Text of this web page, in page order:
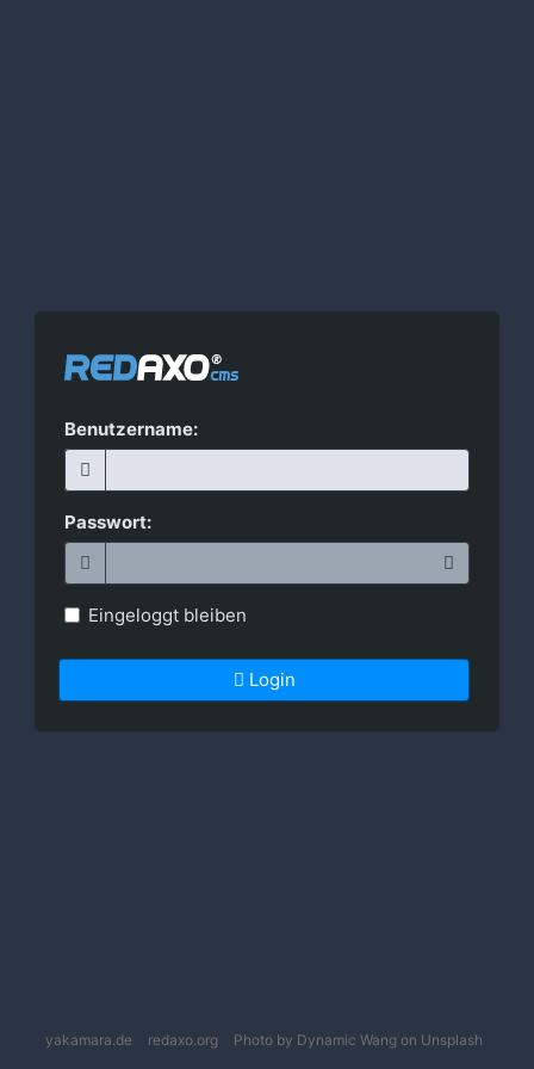
Benutzername:
Passwort:
Eingeloggt bleiben
Login
yakamara.de redaxo.org Photo by Dynamic Wang on Unsplash